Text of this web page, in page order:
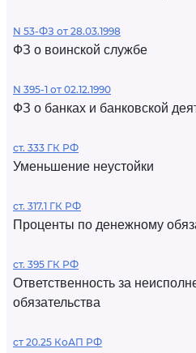
N 53-ФЗ от 28.03.1998
ФЗ о воинской службе
N 395-1 от 02.12.1990
ФЗ о банках и банковской
ст. 333 ГК РФ
Уменьшение неустойки
ст. 317.1 ГК РФ
Проценты по денежному
ст. 395 ГК РФ
Ответственность за
обязательства
ст 20.25 КоАП РФ